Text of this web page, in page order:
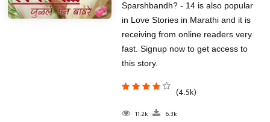
Sparshbandh? - 14 is also popular
in Love Stories in Marathi and it is
receiving from online readers very
fast. Signup now to get access to
this story.
(4.5k)
11.2k 6.3k